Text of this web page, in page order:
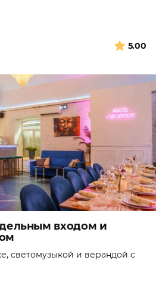
5.00
входом и
светомузыкой и верандой с